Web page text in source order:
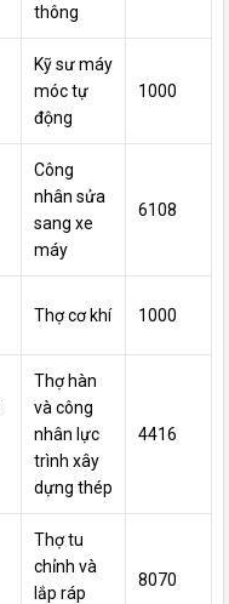
thông
Kỹ sư máy
móc tự
động
1000
Công
nhânsửa
sang xe
máy
6108
Thợ cơ khí 1000
Thợ hàn
và công
nhân lực
trình xây
dựng thép
4416
Thợtu
chỉnh và
lắp ráp
8070